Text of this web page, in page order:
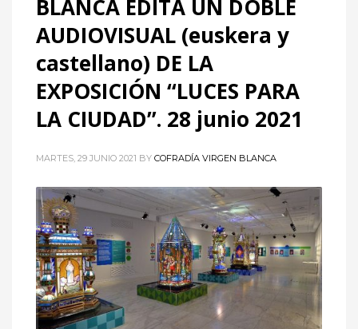
BLANCA EDITA UN DOBLE
AUDIOVISUAL (euskera y
castellano) DE LA
EXPOSICIÓN “LUCES PARA
LA CIUDAD”. 28 junio 2021
MARTES, 29 JUNIO 2021 BY COFRADÍA VIRGEN BLANCA